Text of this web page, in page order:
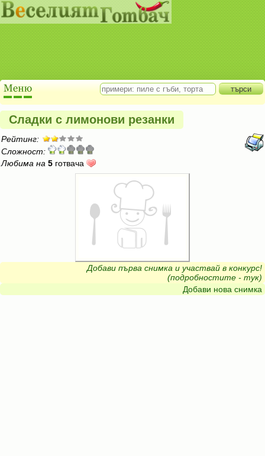
Сладки с лимонови резанки
Рейтинг:
Сложност:
Любима на 5 готвача
Добави първа снимка и участвай в конкурс!
(подробностите - тук)
Добави нова снимка